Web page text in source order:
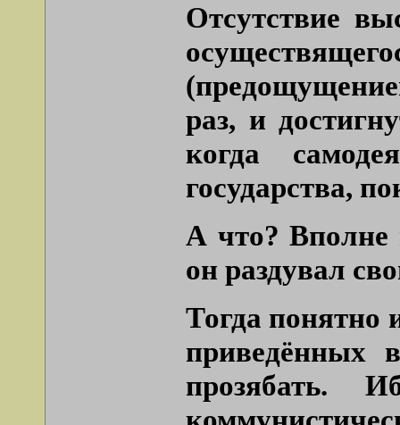
Отсутствие
раз, и
когда
государства,
А что? Вполне
он раздувал
Тогда понятно
приведённых
прозябать.